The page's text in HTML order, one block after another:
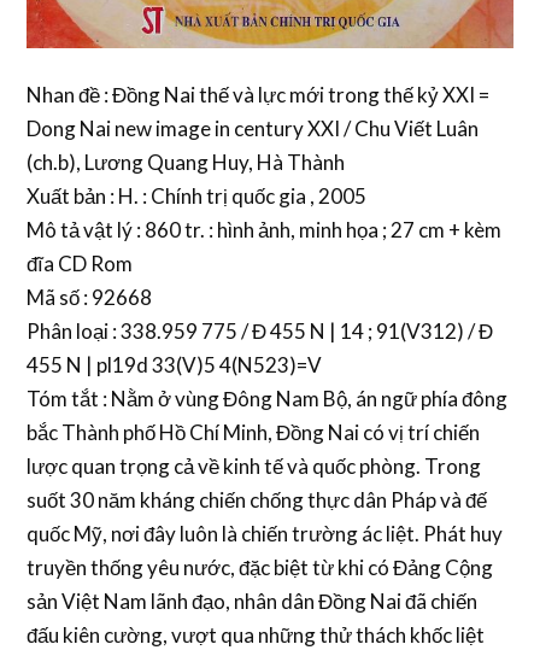
Nhan đề : Đồng Nai thế và lực mới trong thế kỷ XXI =
Dong Nai new image in century XXI / Chu Viết Luân
(ch.b), Lương Quang Huy, Hà Thành
Xuất bản : H. : Chính trị quốc gia , 2005
Mô tả vật lý : 860 tr. : hình ảnh, minh họa ; 27 cm + kèm
đĩa CD Rom
Mã số : 92668
Phân loại : 338.959 775 / Đ 455 N | 14 ; 91(V312) / Đ
455 N | pl19d 33(V)5 4(N523)=V
Tóm tắt : Nằm ở vùng Đông Nam Bộ, án ngữ phía đông
bắc Thành phố Hồ Chí Minh, Đồng Nai có vị trí chiến
lược quan trọng cả về kinh tế và quốc phòng. Trong
suốt 30 năm kháng chiến chống thực dân Pháp và đế
quốc Mỹ, nơi đây luôn là chiến trường ác liệt. Phát huy
truyền thống yêu nước, đặc biệt từ khi có Đảng Cộng
sản Việt Nam lãnh đạo, nhân dân Đồng Nai đã chiến
đấu kiên cường, vượt qua những thử thách khốc liệt